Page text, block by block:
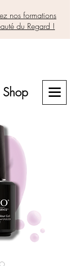
nos formations
du Regard !